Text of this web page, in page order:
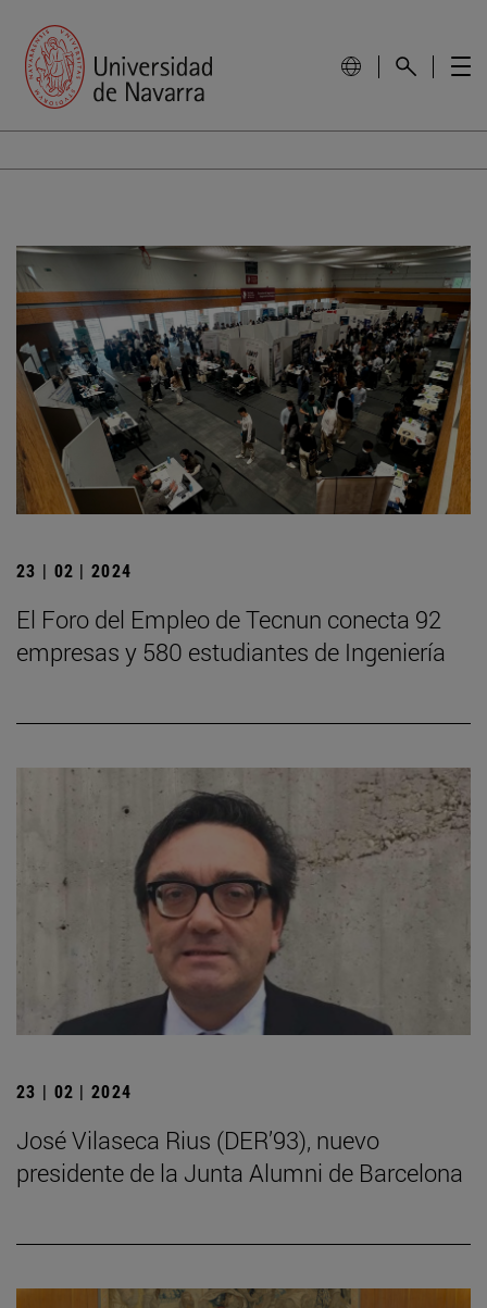
23 | 02 | 2024
El Foro del Empleo de Tecnun conecta 92
empresas y 580 estudiantes de Ingeniería
23 | 02 | 2024
José Vilaseca Rius (DER’93), nuevo
presidente de la Junta Alumni de Barcelona